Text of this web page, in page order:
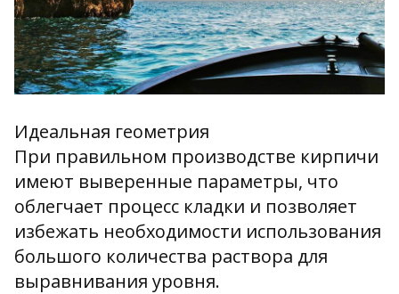
Идеальная геометрия
При правильном производстве кирпичи
имеют выверенные параметры, что
облегчает процесс кладки и позволяет
избежать необходимости использования
большого количества раствора для
выравнивания уровня.